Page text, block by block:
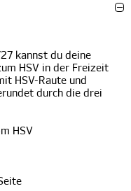
kannst du deine
HSV in der Freizeit
HSV-Raute und
durch die drei
HSV